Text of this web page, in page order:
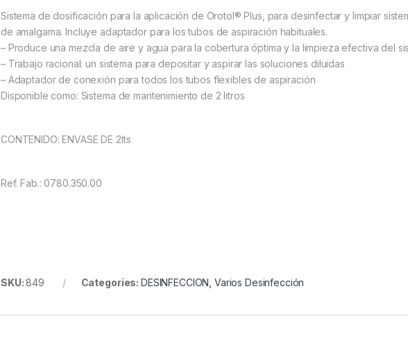
Sistema de dosificación para la aplicación de Orotol® Plus, para desinfectar y limpiar
de amalgama. Incluye adaptador para los tubos de aspiración habituales.
– Produce una mezcla de aire y agua para la cobertura óptima y la limpieza efectiva del
– Trabajo racional: un sistema para depositar y aspirar las soluciones diluidas
– Adaptador de conexión para todos los tubos flexibles de aspiración
Disponible como: Sistema de mantenimiento de 2 litros
CONTENIDO: ENVASE DE 2lts
Ref. Fab.: 0780.350.00
SKU:849 Categories: DESINFECCION ,Varios Desinfección